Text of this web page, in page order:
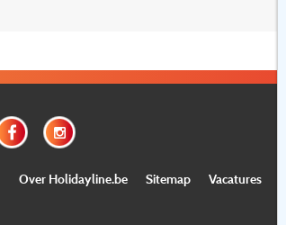
Over Holidayline.be Sitemap Vacatures